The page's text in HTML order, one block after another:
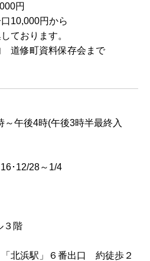
円
円から
ております。
道修町資料保存会まで
～午後4時(午後3時半最終入
･12/28～1/4
３階
北浜駅」６番出口 約徒歩２